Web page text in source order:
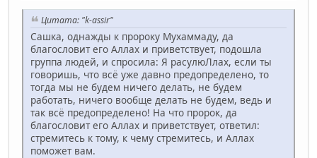
Цитата: "k-assir"
Сашка, однажды к пророку Мухаммаду, да
благословит его Аллах и приветствует, подошла
группа людей, и спросила: Я расулюЛлах, если ты
говоришь, что всё уже давно предопределено, то
тогда мы не будем ничего делать, не будем
работать, ничего вообще делать не будем, ведь и
так всё предопределено! На что пророк, да
благословит его Аллах и приветствует, ответил:
стремитесь к тому, к чему стремитесь, и Аллах
поможет вам.